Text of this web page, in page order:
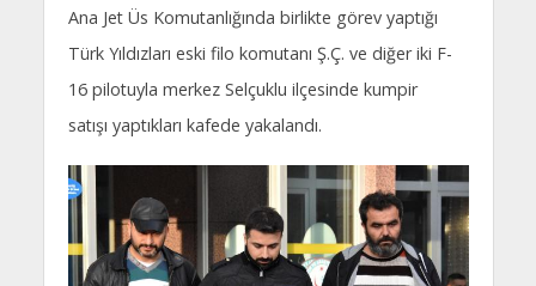
Ana Jet Üs Komutanlığında birlikte görev yaptığı
Türk Yıldızları eski filo komutanı Ş.Ç. ve diğer iki F-
16 pilotuyla merkez Selçuklu ilçesinde kumpir
satışı yaptıkları kafede yakalandı.